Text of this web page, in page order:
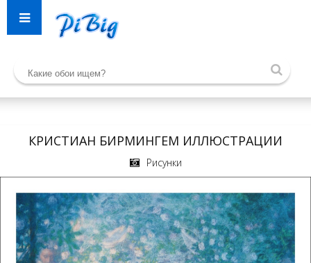
КРИСТИАН БИРМИНГЕМ ИЛЛЮСТРАЦИИ
Рисунки